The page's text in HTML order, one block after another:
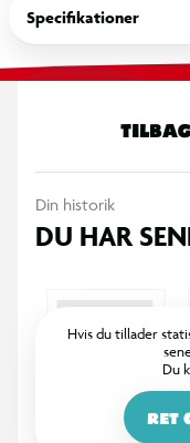
OBS! Varen er
garanteres
Specifikationer
Din historik
DU HAR
Hvis du tillader
Du
RET